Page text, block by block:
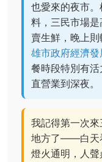
也愛來的夜市
料，三民市場
賣生鮮，晚上則
雄市政府經濟發
餐時段特別有
直營業到深夜。
我記得第一次
地方了——白天
燈火通明，人